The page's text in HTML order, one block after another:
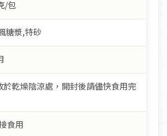
/包
糖漿,特砂
於乾燥陰涼處，開封後請儘快食用完
食用